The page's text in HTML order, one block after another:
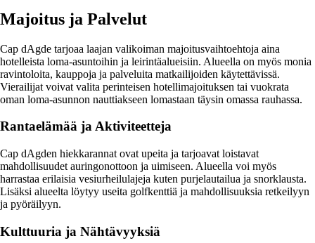
Majoitus ja Palvelut
Cap dAgde tarjoaa laajan valikoiman majoitusvaihtoehtoja aina
hotelleista loma-asuntoihin ja leirintäalueisiin. Alueella on myös monia
ravintoloita, kauppoja ja palveluita matkailijoiden käytettävissä.
Vierailijat voivat valita perinteisen hotellimajoituksen tai vuokrata
oman loma-asunnon nauttiakseen lomastaan täysin omassa rauhassa.
Rantaelämää ja Aktiviteetteja
Cap dAgden hiekkarannat ovat upeita ja tarjoavat loistavat
mahdollisuudet auringonottoon ja uimiseen. Alueella voi myös
harrastaa erilaisia vesiurheilulajeja kuten purjelautailua ja snorklausta.
Lisäksi alueelta löytyy useita golfkenttiä ja mahdollisuuksia retkeilyyn
ja pyöräilyyn.
Kulttuuria ja Nähtävyyksiä